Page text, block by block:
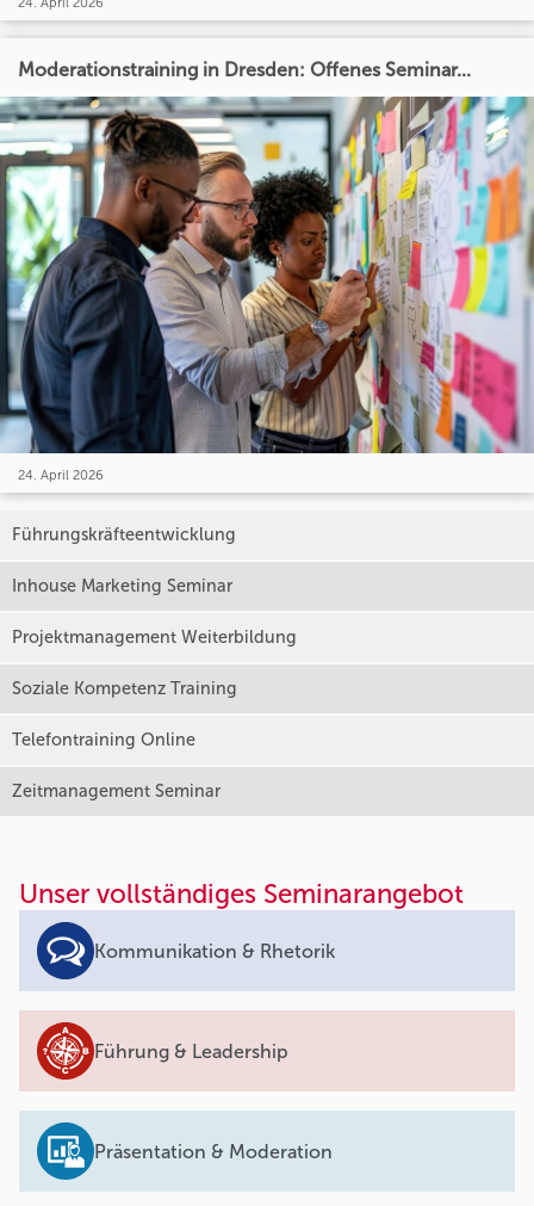
Moderationstraining in Dresden: Offenes Seminar...
24. April 2026
Führungskräfteentwicklung
Inhouse Marketing Seminar
Projektmanagement Weiterbildung
Soziale Kompetenz Training
Telefontraining Online
Zeitmanagement Seminar
Unser vollständiges Seminarangebot
Kommunikation & Rhetorik
Führung & Leadership
Präsentation & Moderation